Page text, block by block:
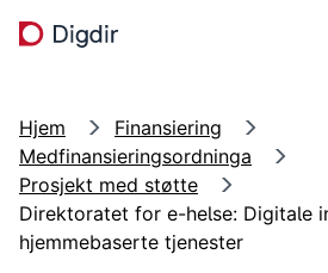
Hjem
Finansiering
Medfinansieringsordninga
Prosjekt med støtte
Direktoratet for e-helse: Digitale
hjemmebaserte tjenester